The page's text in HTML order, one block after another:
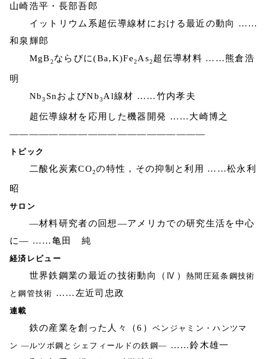
山崎浩平・長部吾郎
イットリウム系超伝導線材における最近の動向 ……
和泉輝郎
MgB2ならびに(Ba,K)Fe2As2超伝導材料 ……熊倉浩
明
Nb3 SnおよびNb3Al線材 ……竹内孝夫
超伝導線材を応用した機器開発 ……大崎博之
————————————————————
トピック
二酸化炭素CO2の特性，その抑制と利用 ……松永利
昭
サロン
―材料研究者の回想―アメリカでの研究生活を中心
に― ……亀田 純
経済レビュー
世界鉄鋼業の最近の技術動向（Ⅳ） 熱間圧延条鋼技術
と鋼管技術 ……左近司忠政
連載
鉄の産業を創った人々（6） ベンジャミン・ハンツマ
ン ―ルツボ鋼とシェフィールドの鉄鋼― ……鈴木雄一